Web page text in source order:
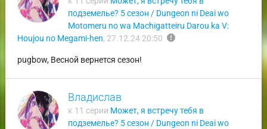
подземелье? 5 сезон / Dungeon ni Deai wo
Motomeru no wa Machigatteiru Darou ka V:
Houjou no Megami-hen, 27.12.24 20:50 report
pugbow, Весной вернется сезон!
Владислав
к 11 серии Может, я встречу тебя в
подземелье? 5 сезон / Dungeon ni Deai wo